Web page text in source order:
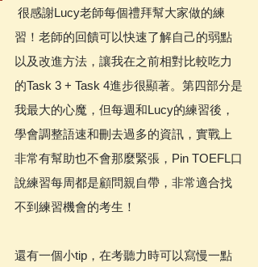
習！老師的回饋可以快速了解自己的弱點
以及改進方法，讓我在之前相對比較吃力
的Task 3 + Task 4進步很顯著。第四部分是
我最大的心魔，但每週和Lucy的練習後，
學會調整語速和刪去過多的資訊，實戰上
非常有幫助也不會那麼緊張，Pin TOEFL口
說練習每周都是顧問親自帶，非常適合找
不到練習機會的考生！
還有一個小tip，在考聽力時可以寫慢一點